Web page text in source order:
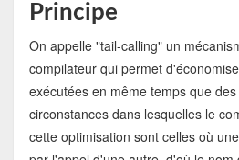
Principe
On appelle "tail-calling" un
compilateur qui permet
exécutées en même temps que
circonstances dans lesquelles le
cette optimisation sont celles où